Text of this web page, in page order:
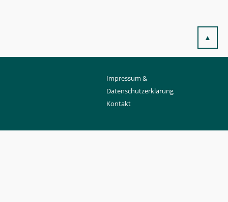
▲
Impressum &
Datenschutzerklärung
Kontakt